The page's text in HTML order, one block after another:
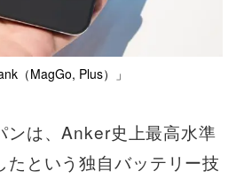
（MagGo, Plus）」
ンは、Anker史上最高水準
たという独自バッテリー技